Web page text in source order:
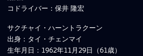
コドライバー：保井 隆宏
サクチャイ・ハーントラクーン
出身：タイ・チェンマイ
生年月日：1962年11月29日（61歳）